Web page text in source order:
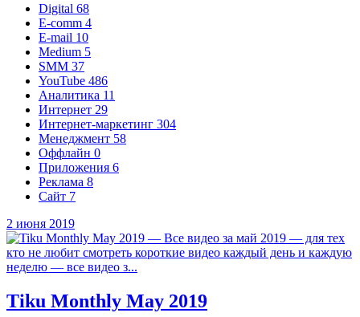
Digital 68
E-comm 4
E-mail 10
Medium 5
SMM 37
YouTube 486
Аналитика 11
Интернет 29
Интернет‑маркетинг 304
Менеджмент 58
Оффлайн 0
Приложения 6
Реклама 8
Сайт 7
2 июня 2019
Tiku Monthly May 2019